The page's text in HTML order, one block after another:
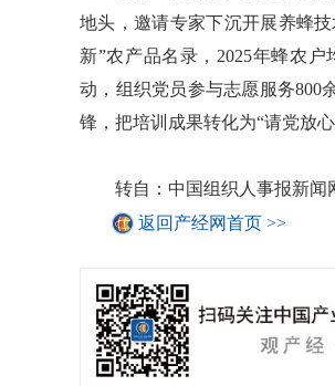
地头，邀请专家下沉开展养蜂
新”农产品名录，2025年蜂农
动，组织党员参与志愿服务800
锋，把培训成果转化为“请党放
转自：中国组织人事报新闻
返回产经网首页 >>